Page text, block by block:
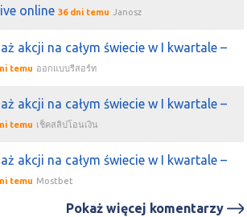
online 36 dni temu Janosz
akcji na całym świecie w I kwartale –
temu ออกแบบรีสอร์ท
akcji na całym świecie w I kwartale –
temu เช็คสลิปโอนเงิน
akcji na całym świecie w I kwartale –
temu Mostbet
Pokaż więcej komentarzy